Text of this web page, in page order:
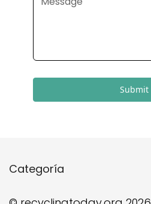
Submit
Categoría